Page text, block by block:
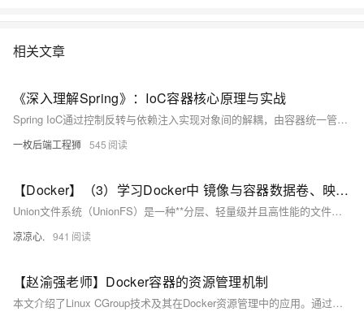
相关文章
《深入理解Spring》：IoC容器核心原理与实战
Spring IoC通过控制反转与依赖注入实现对象间的解耦，由容器统一管理Bean的生命周期与依赖关系。支持XML、注解和Java配置三种方式，结合作用域、条件化配置与循环依赖处理等机制，提升应用的可维护性与可测试性，是现代Java开发的核心基石。
一枚后端工程狮 545
【Docker】（3）学习Docker中 镜像与容器数据卷、映射关系！手把手带你安装 MySql主从同步 和 Redis三主三从集群！并且进行主从切换与扩容操作，还有分析 哈希分区 等知识点！
Union文件系统（UnionFS）是一种**分层、轻量级并且高性能的文件系统**，它支持对文件系统的修改作为一次提交来一层层的叠加，同时可以将不同目录挂载到同一个虚拟文件系统下(unite several directories into a single virtual filesystem) Union 文件系统是 Docker 镜像的基础。 镜像可以通过分层来进行继承，基于基础镜像（没有父镜像），可以制作各种具体的应用镜像。
凉凉心. 941
【赵渝强老师】Docker容器的资源管理机制
本文介绍了Linux CGroup技术及其在Docker资源管理中的应用。通过实例演示了如何利用CGroup限制应用程序的CPU、内存和I/O带宽使用，实现系统资源的精细化控制，帮助理解Docker底层资源限制机制。